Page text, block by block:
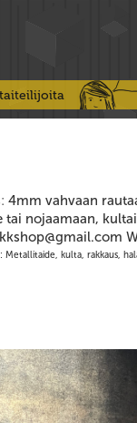
taiteilijoita
4mm vahvaan
tai nojaamaan,
Metallitaide, kulta, rakkaus,